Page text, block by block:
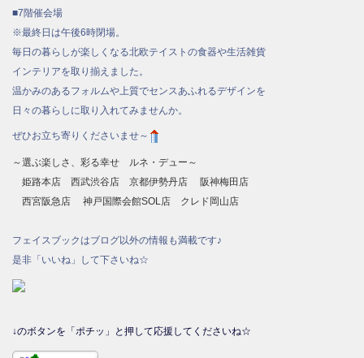
■7階催会場
※最終日は午後6時閉場。
毎日の暮らしが楽しくなる北欧テイストの食器や生活雑貨
インテリアを取り揃えました。
温かみのあるフォルムや上質でセンスあふれるデザインを
日々の暮らしに取り入れてみませんか。
ぜひお立ち寄りくださいませ～
～選ぶ楽しさ、彩る幸せ ルネ・デュー～
姫路本店 西武渋谷店 京都伊勢丹店 阪神梅田店
西宮阪急店 神戸国際会館SOL店 クレド岡山店
フェイスブックはブログ以外の情報も満載です♪
是非「いいね」して下さいね☆
↓のボタンを「ポチッ」と押して応援してくださいね☆